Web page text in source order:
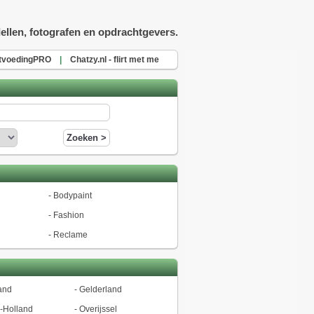
fotografen en opdrachtgevers.
Chatzy.nl - flirt met me
- Bodypaint
- Fashion
- Reclame
- Gelderland
Holland - Overijssel